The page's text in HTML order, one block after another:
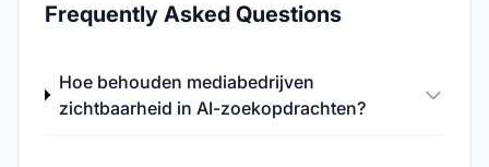
Frequently Asked Questions
Hoe behouden mediabedrijven
zichtbaarheid in AI-zoekopdrachten?